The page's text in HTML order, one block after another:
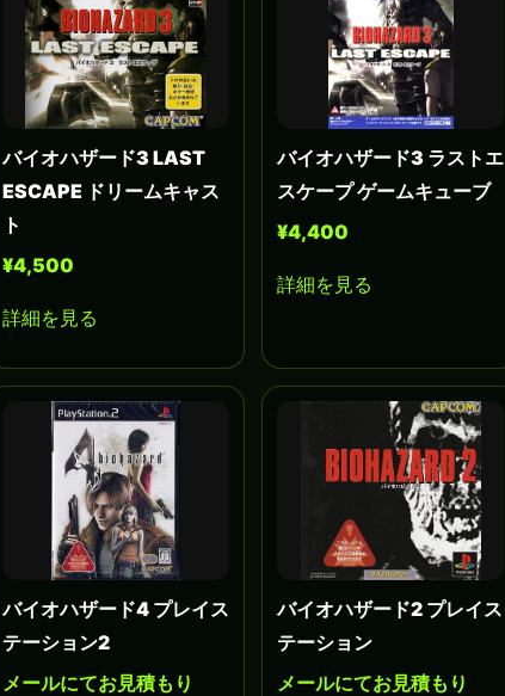
バイオハザード3 LAST
ESCAPE ドリームキャス
ト
¥4,500
詳細を見る
バイオハザード3 ラストエ
スケープ ゲームキューブ
¥4,400
詳細を見る
バイオハザード4 プレイス
テーション2
メールにてお見積もり
バイオハザード2 プレイス
テーション
メールにてお見積もり